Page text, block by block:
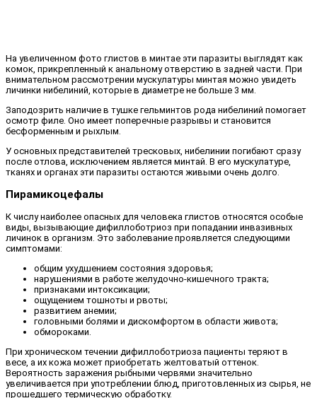
На увеличенном фото глистов в минтае эти паразиты выглядят как
комок, прикрепленный к анальному отверстию в задней части. При
внимательном рассмотрении мускулатуры минтая можно увидеть
личинки нибелиний, которые в диаметре не больше 3 мм.
Заподозрить наличие в тушке гельминтов рода нибелиний помогает
осмотр филе. Оно имеет поперечные разрывы и становится
бесформенным и рыхлым.
У основных представителей тресковых, нибелинии погибают сразу
после отлова, исключением является минтай. В его мускулатуре,
тканях и органах эти паразиты остаются живыми очень долго.
Пирамикоцефалы
К числу наиболее опасных для человека глистов относятся особые
виды, вызывающие дифиллоботриоз при попадании инвазивных
личинок в организм. Это заболевание проявляется следующими
симптомами:
общим ухудшением состояния здоровья;
нарушениями в работе желудочно-кишечного тракта;
признаками интоксикации;
ощущением тошноты и рвоты;
развитием анемии;
головными болями и дискомфортом в области живота;
обмороками.
При хроническом течении дифиллоботриоза пациенты теряют в
весе, а их кожа может приобретать желтоватый оттенок.
Вероятность заражения рыбными червями значительно
увеличивается при употреблении блюд, приготовленных из сырья, не
прошедшего термическую обработку.